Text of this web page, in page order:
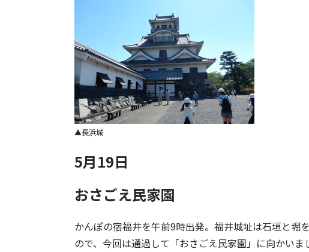
長浜城
5月19日
おさごえ民家園
かんぽの宿福井を午前9時出発。福井城址は石垣と堀
ので、今回は通過して「おさごえ民家園」に向かい